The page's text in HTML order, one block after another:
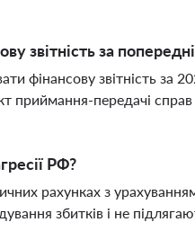
звітність за
фінансову звітність за
приймання-передачі справ
РФ?
рахунках з
збитків і не